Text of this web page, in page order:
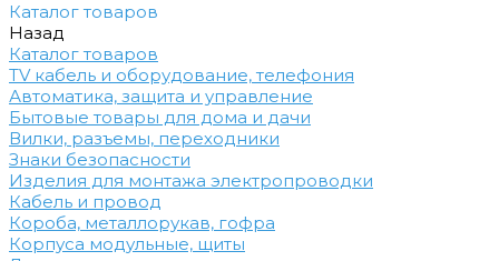
Каталог товаров
Назад
Каталог товаров
TV кабель и оборудование, телефония
Автоматика, защита и управление
Бытовые товары для дома и дачи
Вилки, разъемы, переходники
Знаки безопасности
Изделия для монтажа электропроводки
Кабель и провод
Короба, металлорукав, гофра
Корпуса модульные, щиты